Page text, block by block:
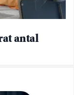
antal